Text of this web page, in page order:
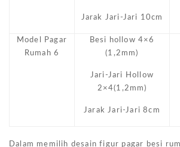
Jarak Jari-Jari 10cm
Model Pagar
Rumah 6
Besi hollow 4×6
(1,2mm)
Jari-Jari Hollow
2×4(1,2mm)
Jarak Jari-Jari 8cm
Dalam memilih desain figur pagar besi